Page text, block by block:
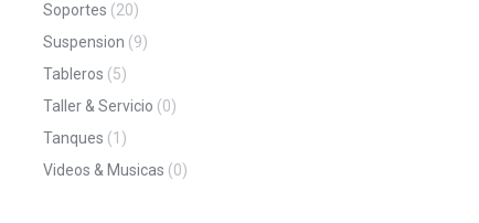
Soportes (20)
Suspension (9)
Tableros (5)
Taller & Servicio (0)
Tanques (1)
Videos & Musicas (0)